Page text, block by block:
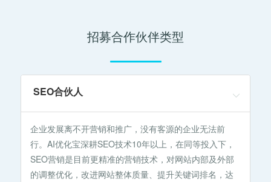
招募合作伙伴类型
SEO合伙人
企业发展离不开营销和推广，没有客源的企业无法前
行。AI优化宝深耕SEO技术10年以上，在同等投入下，
SEO营销是目前更精准的营销技术，对网站内部及外部
的调整优化，改进网站整体质量、提升关键词排名，达